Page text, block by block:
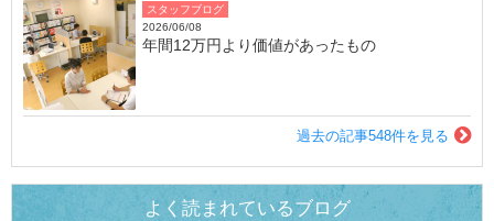
スタッフブログ
2026/06/08
年間12万円より価値があったもの
過去の記事548件を見る
よく読まれているブログ